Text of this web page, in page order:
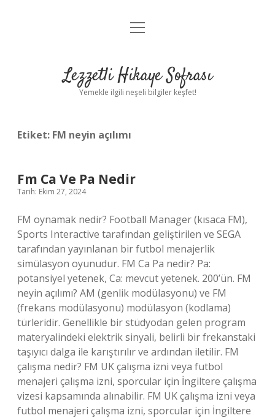
Anasayfa
Yasal Uyarı
menüyü
Lezzetli Hikaye Sofrası
Yemekle ilgili neşeli bilgiler keşfet!
Etiket: FM neyin açılımı
Fm Ca Ve Pa Nedir
Tarih: Ekim 27, 2024
FM oynamak nedir? Football Manager (kısaca FM),
Sports Interactive tarafından geliştirilen ve SEGA
tarafından yayınlanan bir futbol menajerlik
simülasyon oyunudur. FM Ca Pa nedir? Pa:
potansiyel yetenek, Ca: mevcut yetenek. 200’ün. FM
neyin açılımı? AM (genlik modülasyonu) ve FM
(frekans modülasyonu) modülasyon (kodlama)
türleridir. Genellikle bir stüdyodan gelen program
materyalindeki elektrik sinyali, belirli bir frekanstaki
taşıyıcı dalga ile karıştırılır ve ardından iletilir. FM
çalışma nedir? FM UK çalışma izni veya futbol
menajeri çalışma izni, sporcular için İngiltere çalışma
vizesi kapsamında alınabilir. FM UK çalışma izni veya
futbol menajeri çalışma izni, sporcular için İngiltere